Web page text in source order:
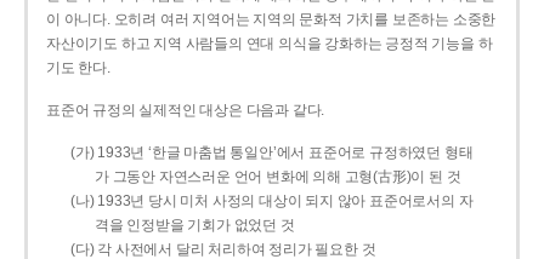
이 아니다. 오히려 여러 지역어는 지역의 문화적 가치를 보존하는 소중한
자산이기도 하고 지역 사람들의 연대 의식을 강화하는 긍정적 기능을 하
기도 한다.
표준어 규정의 실제적인 대상은 다음과 같다.
(가) 1933년 ‘한글 마춤법 통일안’에서 표준어로 규정하였던 형태
가 그동안 자연스러운 언어 변화에 의해 고형(古形)이 된 것
(나) 1933년 당시 미처 사정의 대상이 되지 않아 표준어로서의 자
격을 인정받을 기회가 없었던 것
(다) 각 사전에서 달리 처리하여 정리가 필요한 것